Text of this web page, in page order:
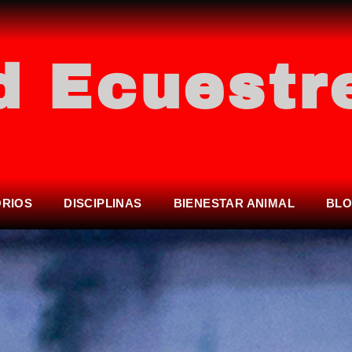
DISCIPLINAS BIENESTAR ANIMAL